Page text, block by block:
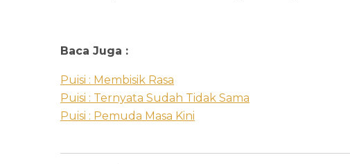
Baca Juga :
Puisi : Membisik Rasa
Puisi : Ternyata Sudah Tidak Sama
Puisi : Pemuda Masa Kini